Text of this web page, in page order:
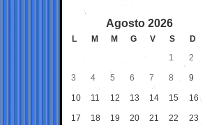
Agosto 2026
L M M G V S
D
1
2
3 4 5 6 7 8 9
10 11 12 13 14 15 16
17 18 19 20 21 22 23